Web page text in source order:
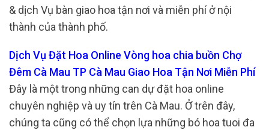
& dịch Vụ bàn giao hoa tận nơi và miễn phí ở nội
thành của thành phố.
Dịch Vụ Đặt Hoa Online Vòng hoa chia buồn Chợ
Đêm Cà Mau TP Cà Mau Giao Hoa Tận Nơi Miễn Phí
Đây là một trong những can dự đặt hoa online
chuyên nghiệp và uy tín trên Cà Mau. Ở trên đây,
chúng ta cũng có thể chọn lựa những bó hoa tuoi đa